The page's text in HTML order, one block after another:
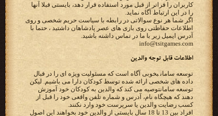
کاربران را فراتر از قبل مورد استفاده قرار‬ ‫دهد، بایستی قبلا آنها
را در این ارتباط آگاه نماید.‬
اگر شما هر نوع سوالاتی در رابطه با سیاست حریم شخصی و روی
اطلاعات حفاظتی روی بازی های عصر پادشاهان داشتید ، حتما با
آدرس ایمیل زیر با ما در تماس داشته باشید.
info@tsitgames.com
‫اطلاعات قابل توجه والدین‬
‫‪ توسعه سامان‬بخوبی آگاه است که مسئولیت ویژه ای را در قبال
توسعه سامان‬توصیه می کند که والدین به کودکان خود آموزش
دهند که هیچگاه نام، آدرس و شماره تلفن واقعی خود را قبل از
کسب‬ ‫رضایت والدین یا سرپرست خود وارد نکنند.‬
‫افراد بین 13 تا 18 سال بایستی از والدین خود بخواهند این اصول